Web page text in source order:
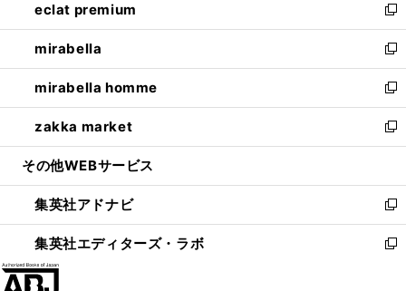
く
で
開
く
ド
ウ
で
開
く
ィ
ン
ド
ウ
で
開
く
い
ウ
ィ
ン
ド
ウ
で
開
eclat premium
新
し
い
ウ
ィ
ン
ド
ウ
開
く
mirabella
新
し
い
ウ
ィ
ン
ウ
で
開
く
mirabella homme
新
し
い
ウ
ン
ド
ウ
で
zakka market
新
し
ウ
ィ
ン
ド
その他WEBサービス
集英社アドナビ
新
し
い
集英社エディターズ・ラボ
新